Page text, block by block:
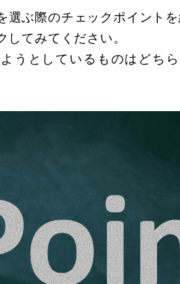
選ぶ際のチェックポイント
してみてください。
うとしているものはどち